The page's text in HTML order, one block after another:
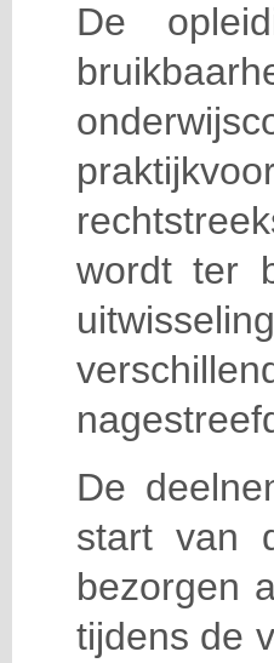
De
wordt ter
De
start van
bezorgen
tijdens de